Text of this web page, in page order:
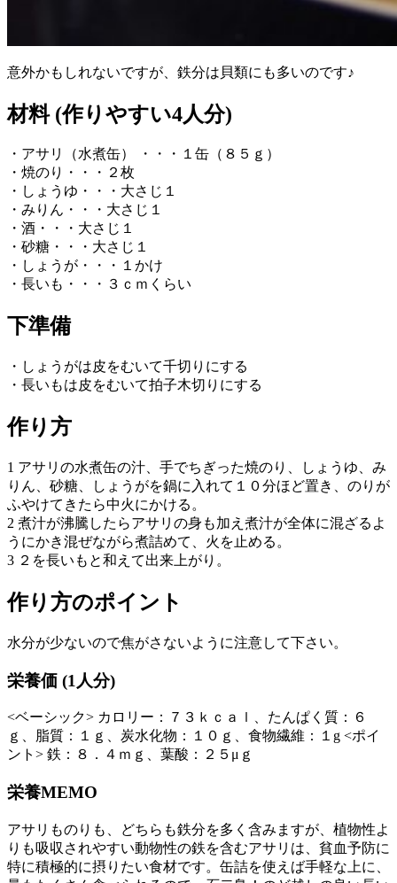
意外かもしれないですが、鉄分は貝類にも多いのです♪
材料 (作りやすい4人分)
・アサリ（水煮缶） ・・・１缶（８５ｇ）
・焼のり・・・２枚
・しょうゆ・・・大さじ１
・みりん・・・大さじ１
・酒・・・大さじ１
・砂糖・・・大さじ１
・しょうが・・・１かけ
・長いも・・・３ｃｍくらい
下準備
・しょうがは皮をむいて千切りにする
・長いもは皮をむいて拍子木切りにする
作り方
1 アサリの水煮缶の汁、手でちぎった焼のり、しょうゆ、み
りん、砂糖、しょうがを鍋に入れて１０分ほど置き、のりが
ふやけてきたら中火にかける。
2 煮汁が沸騰したらアサリの身も加え煮汁が全体に混ざるよ
うにかき混ぜながら煮詰めて、火を止める。
3 ２を長いもと和えて出来上がり。
作り方のポイント
水分が少ないので焦がさないように注意して下さい。
栄養価 (1人分)
<ベーシック> カロリー：７３ｋｃａｌ、たんぱく質：６
ｇ、脂質：１ｇ、炭水化物：１０ｇ、食物繊維：１g <ポイ
ント> 鉄：８．４ｍｇ、葉酸：２５μｇ
栄養MEMO
アサリものりも、どちらも鉄分を多く含みますが、植物性よ
りも吸収されやすい動物性の鉄を含むアサリは、貧血予防に
特に積極的に摂りたい食材です。缶詰を使えば手軽な上に、